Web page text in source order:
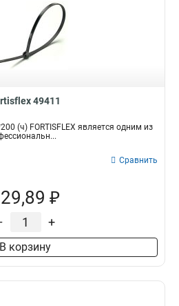
49411
(ч) FORTISFLEX является одним из
Сравнить
₽
+
В корзину